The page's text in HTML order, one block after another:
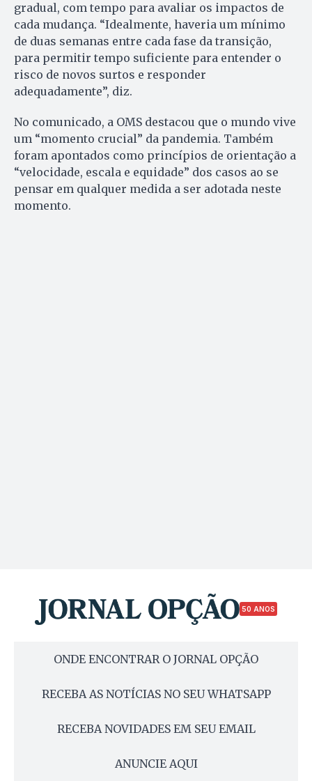
gradual, com tempo para avaliar os impactos de
cada mudança. “Idealmente, haveria um mínimo
de duas semanas entre cada fase da transição,
para permitir tempo suficiente para entender o
risco de novos surtos e responder
adequadamente”, diz.
No comunicado, a OMS destacou que o mundo vive
um “momento crucial” da pandemia. Também
foram apontados como princípios de orientação a
“velocidade, escala e equidade” dos casos ao se
pensar em qualquer medida a ser adotada neste
momento.
50 ANOS
ONDE ENCONTRAR O JORNAL OPÇÃO
RECEBA AS NOTÍCIAS NO SEU WHATSAPP
RECEBA NOVIDADES EM SEU EMAIL
ANUNCIE AQUI